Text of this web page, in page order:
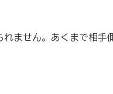
ません。あくまで相手